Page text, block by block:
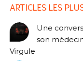
ARTICLES LES
Une
son
Virgule